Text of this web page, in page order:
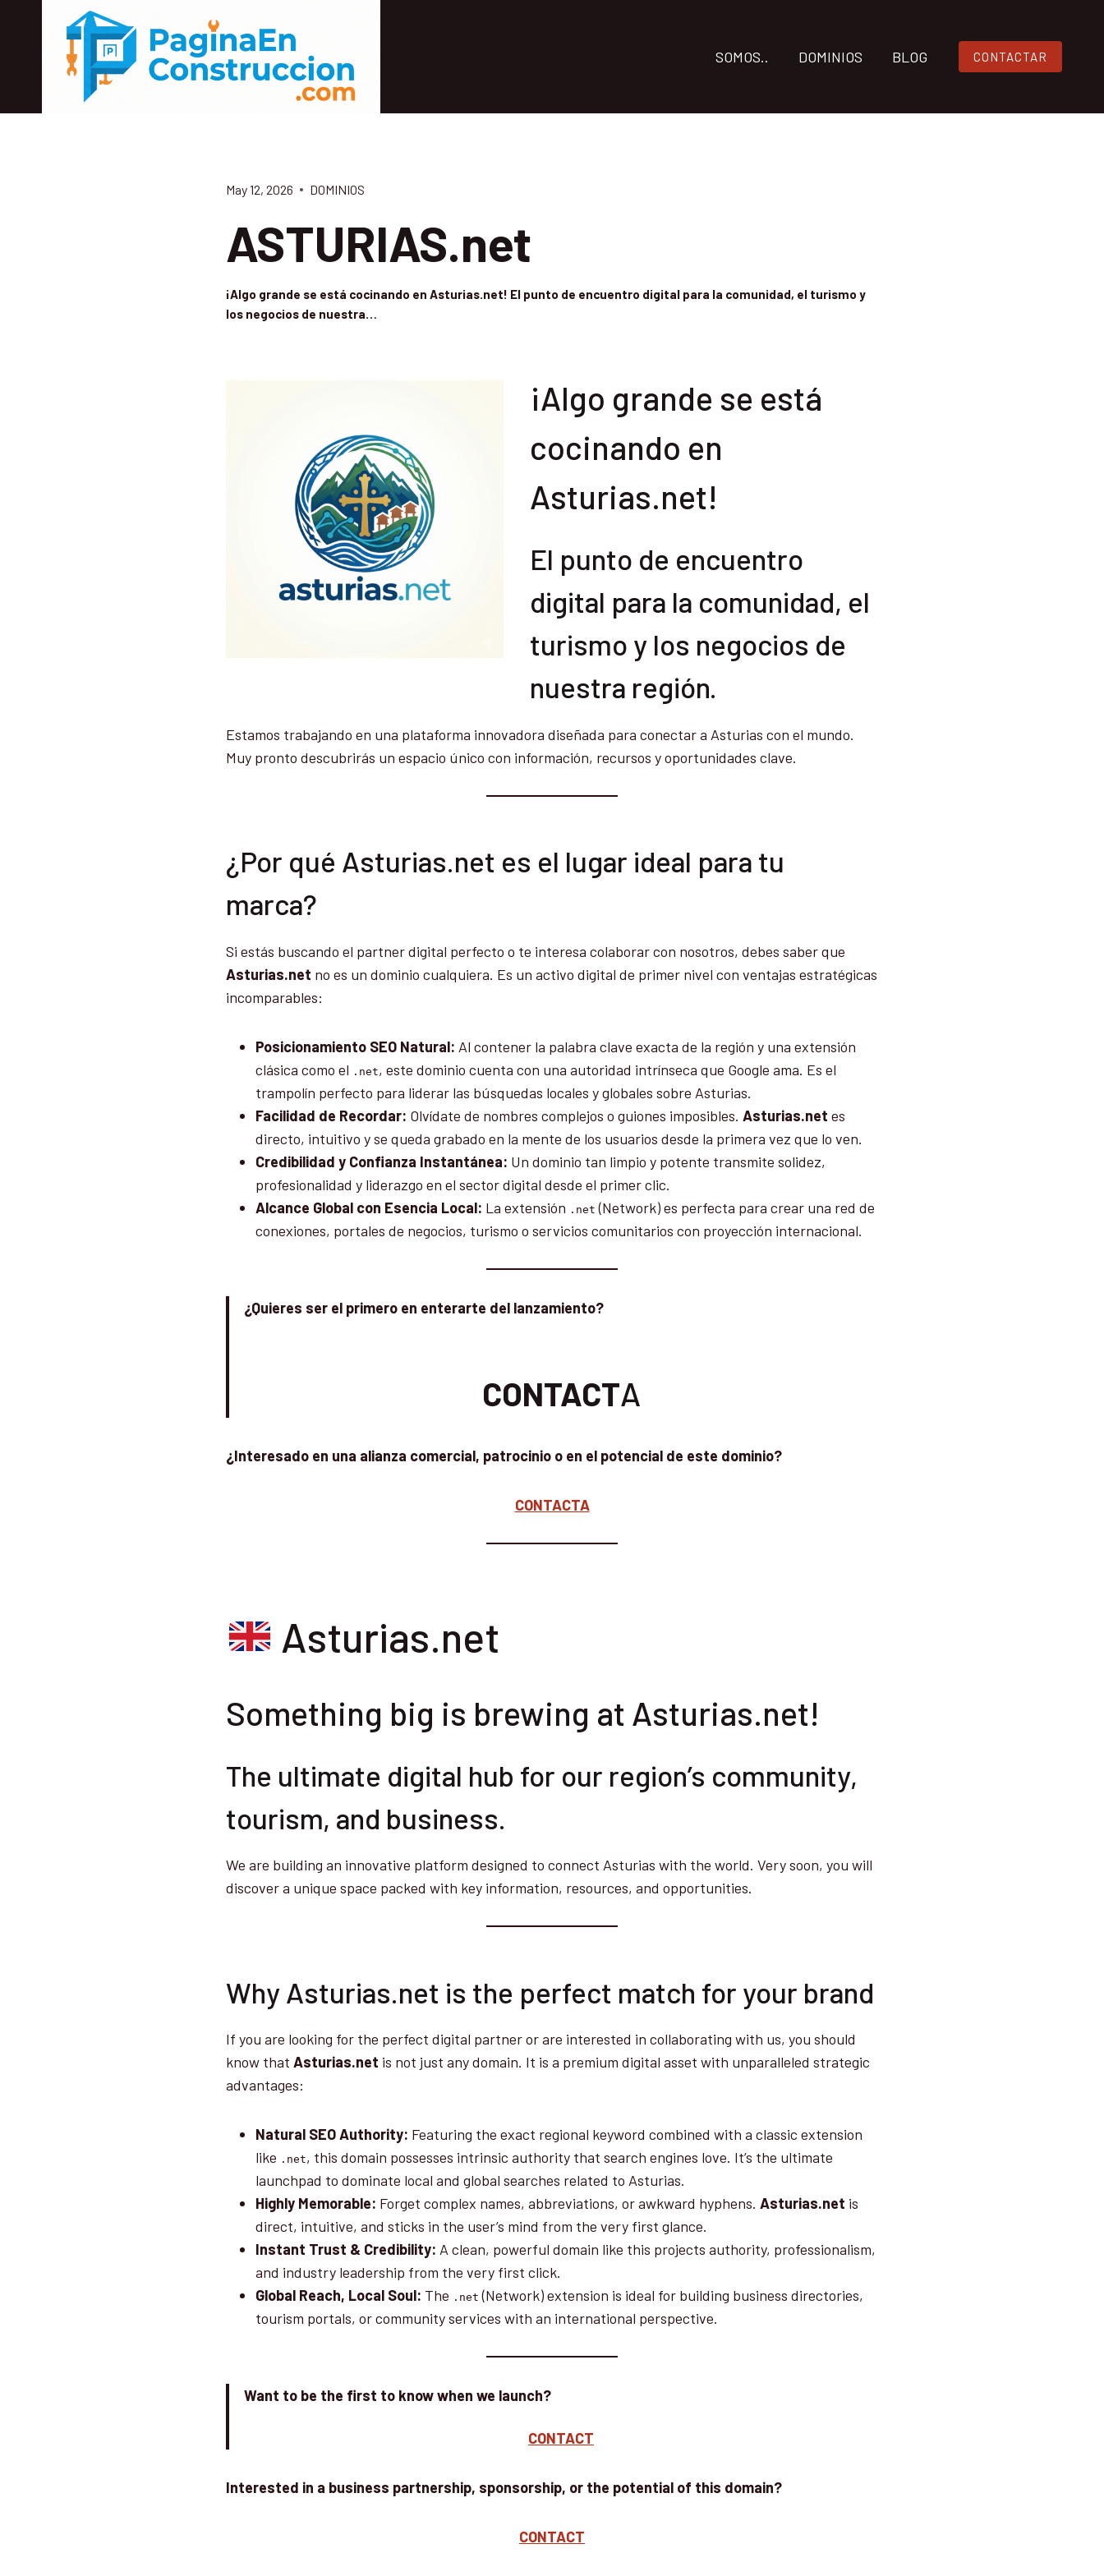
SOMOS.. DOMINIOS BLOG CONTACTAR
May 12, 2026 DOMINIOS
ASTURIAS.net
¡Algo grande se está cocinando en Asturias.net! El punto de encuentro digital para la comunidad, el turismo y
los negocios de nuestra…
¡Algo grande se está
cocinando en
Asturias.net!
El punto de encuentro
digital para la comunidad, el
turismo y los negocios de
nuestra región.
Estamos trabajando en una plataforma innovadora diseñada para conectar a Asturias con el mundo.
Muy pronto descubrirás un espacio único con información, recursos y oportunidades clave.
¿Por qué Asturias.net es el lugar ideal para tu
marca?
Si estás buscando el partner digital perfecto o te interesa colaborar con nosotros, debes saber que
Asturias.net no es un dominio cualquiera. Es un activo digital de primer nivel con ventajas estratégicas
incomparables:
Posicionamiento SEO Natural: Al contener la palabra clave exacta de la región y una extensión
clásica como el .net, este dominio cuenta con una autoridad intrínseca que Google ama. Es el
trampolín perfecto para liderar las búsquedas locales y globales sobre Asturias.
Facilidad de Recordar: Olvídate de nombres complejos o guiones imposibles. Asturias.net es
directo, intuitivo y se queda grabado en la mente de los usuarios desde la primera vez que lo ven.
Credibilidad y Confianza Instantánea: Un dominio tan limpio y potente transmite solidez,
profesionalidad y liderazgo en el sector digital desde el primer clic.
Alcance Global con Esencia Local: La extensión .net (Network) es perfecta para crear una red de
conexiones, portales de negocios, turismo o servicios comunitarios con proyección internacional.
¿Quieres ser el primero en enterarte del lanzamiento?
CONTACTA
¿Interesado en una alianza comercial, patrocinio o en el potencial de este dominio?
CONTACTA
Asturias.net
Something big is brewing at Asturias.net!
The ultimate digital hub for our region’s community,
tourism, and business.
We are building an innovative platform designed to connect Asturias with the world. Very soon, you will
discover a unique space packed with key information, resources, and opportunities.
Why Asturias.net is the perfect match for your brand
If you are looking for the perfect digital partner or are interested in collaborating with us, you should
know that Asturias.net is not just any domain. It is a premium digital asset with unparalleled strategic
advantages:
Natural SEO Authority: Featuring the exact regional keyword combined with a classic extension
like .net, this domain possesses intrinsic authority that search engines love. It’s the ultimate
launchpad to dominate local and global searches related to Asturias.
Highly Memorable: Forget complex names, abbreviations, or awkward hyphens. Asturias.net is
direct, intuitive, and sticks in the user’s mind from the very first glance.
Instant Trust & Credibility: A clean, powerful domain like this projects authority, professionalism,
and industry leadership from the very first click.
Global Reach, Local Soul: The .net (Network) extension is ideal for building business directories,
tourism portals, or community services with an international perspective.
Want to be the first to know when we launch?
CONTACT
Interested in a business partnership, sponsorship, or the potential of this domain?
CONTACT